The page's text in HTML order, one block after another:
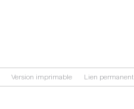
Version imprimable Lien permanent